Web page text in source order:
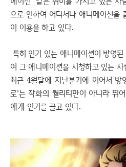
으로 인하여 어디서나 애니메이션을
이 이용을 하고 있다.
특히 인기 있는 애니메이션이 방영
여 그 애니메이션을 시청하고 있는
최근 4월달에 지난분기에 이어서 방
로’는 작화의 퀄리티만이 아니라 뛰
에게 인기를 끌고 있다.